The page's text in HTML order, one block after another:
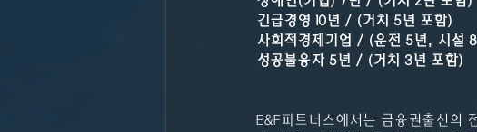
긴급경영 10년 / (거치 5년 포함)
사회적경제기업 / (운전 5년, 시설
성공불융자 5년 / (거치 3년 포함)
E&F파트너스에서는 금융권출신의